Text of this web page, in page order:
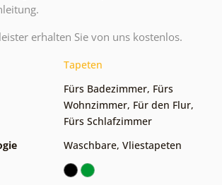
erhalten Sie von uns kostenlos.
Tapeten
Fürs Badezimmer, Fürs
Wohnzimmer, Für den Flur,
Fürs Schlafzimmer
Waschbare, Vliestapeten